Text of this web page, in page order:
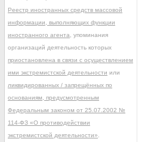
Реестр иностранных средств массовой
информации, выполняющих функции
иностранного агента , упоминания
организаций деятельность которых
приостановлена в связи с осуществлением
ими экстремистской деятельности или
ликвидированных / запрещённых по
основаниям, предусмотренным
Федеральным законом от 25.07.2002 №
114-ФЗ «О противодействии
экстремистской деятельности»